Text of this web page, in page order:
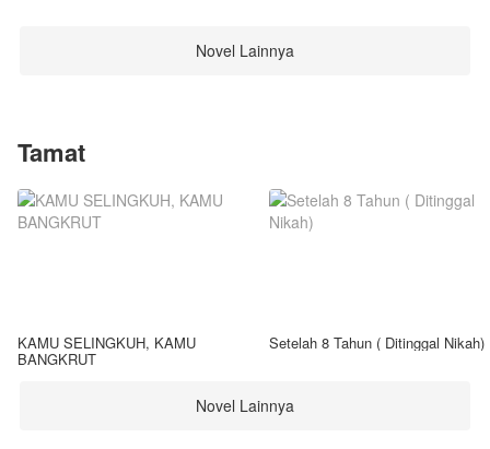
Novel Lainnya
Tamat
KAMU SELINGKUH, KAMU
BANGKRUT
Setelah 8 Tahun ( Ditinggal Nikah)
Novel Lainnya